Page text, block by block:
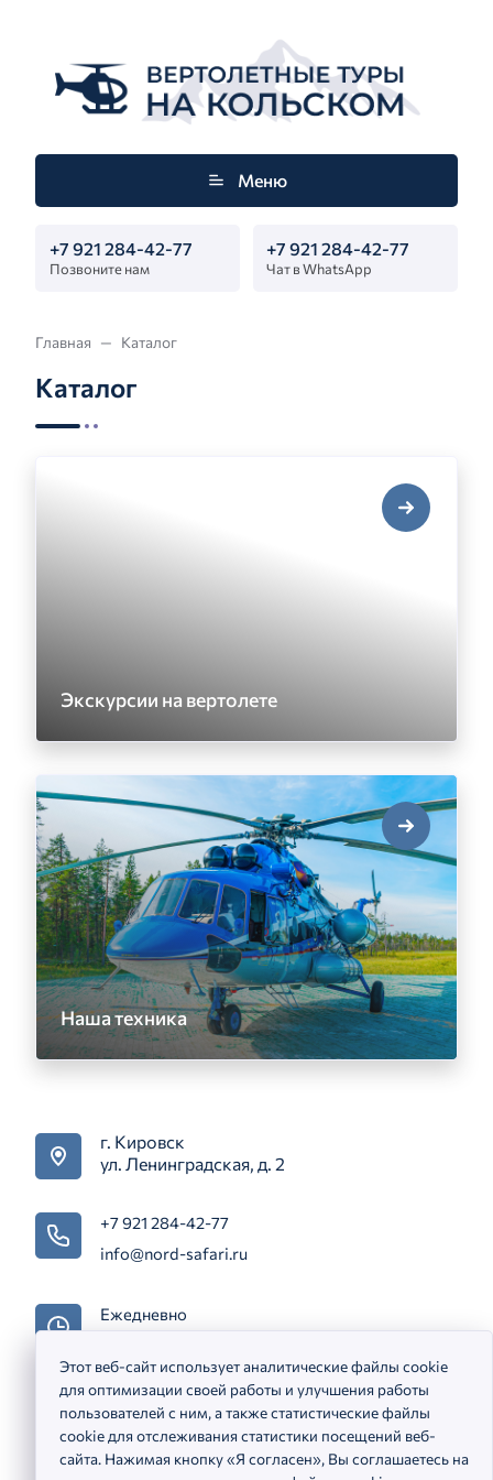
Меню
+7 921 284-42-77
Позвоните нам
+7 921 284-42-77
Чат в WhatsApp
Главная Каталог
Каталог
Экскурсии на вертолете
Наша техника
г. Кировск
ул. Ленинградская, д. 2
+7 921 284-42-77
info@nord-safari.ru
Ежедневно
5103300037
1125118000336
Этот веб-сайт использует аналитические файлы cookie
для оптимизации своей работы и улучшения работы
пользователей с ним, а также статистические файлы
cookie для отслеживания статистики посещений веб-
сайта. Нажимая кнопку «Я согласен», Вы соглашаетесь на